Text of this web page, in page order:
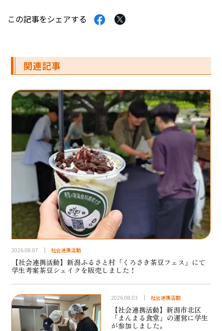
この記事をシェアする Facebook
ア
る
Twitter
ア
る
関連記事
2026.08.07 社会連携活動
【社会連携活動】新潟ふるさと村「くろさき茶豆フェス」にて
学生考案茶豆シェイクを販売しました！
2026.08.03 社会連携活動
【社会連携活動】新潟市北区
「まんまる食堂」の運営に学生
が参加しました。